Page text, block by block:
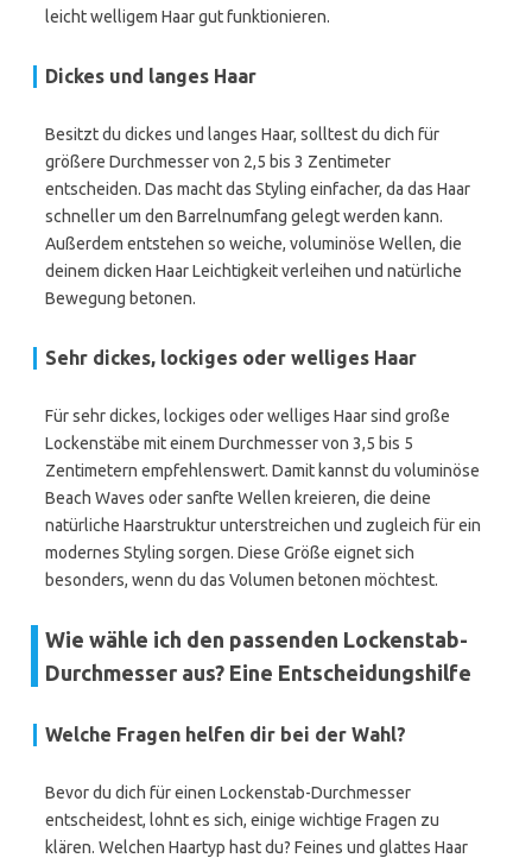
leicht welligem Haar gut funktionieren.
Dickes und langes Haar
Besitzt du dickes und langes Haar, solltest du dich für
größere Durchmesser von 2,5 bis 3 Zentimeter
entscheiden. Das macht das Styling einfacher, da das Haar
schneller um den Barrelnumfang gelegt werden kann.
Außerdem entstehen so weiche, voluminöse Wellen, die
deinem dicken Haar Leichtigkeit verleihen und natürliche
Bewegung betonen.
Sehr dickes, lockiges oder welliges Haar
Für sehr dickes, lockiges oder welliges Haar sind große
Lockenstäbe mit einem Durchmesser von 3,5 bis 5
Zentimetern empfehlenswert. Damit kannst du voluminöse
Beach Waves oder sanfte Wellen kreieren, die deine
natürliche Haarstruktur unterstreichen und zugleich für ein
modernes Styling sorgen. Diese Größe eignet sich
besonders, wenn du das Volumen betonen möchtest.
Wie wähle ich den passenden Lockenstab-
Durchmesser aus? Eine Entscheidungshilfe
Welche Fragen helfen dir bei der Wahl?
Bevor du dich für einen Lockenstab-Durchmesser
entscheidest, lohnt es sich, einige wichtige Fragen zu
klären. Welchen Haartyp hast du? Feines und glattes Haar